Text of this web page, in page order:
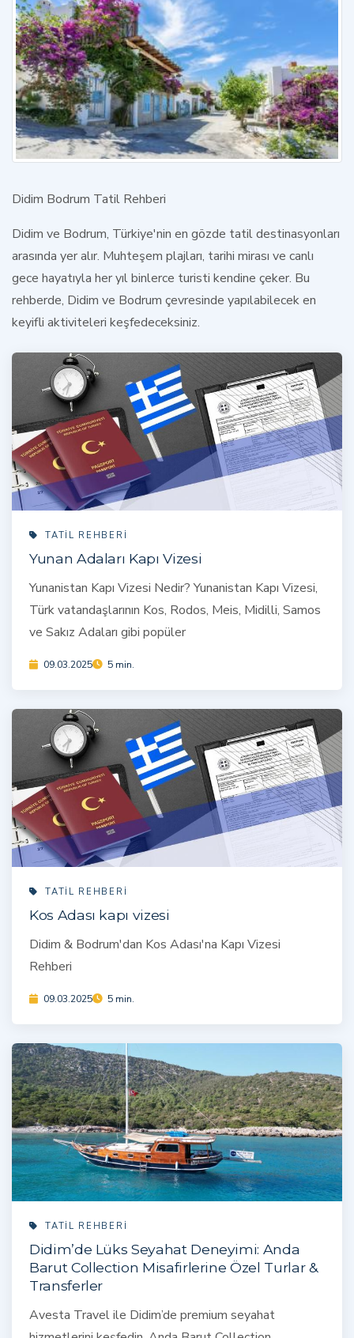
Didim Bodrum Tatil Rehberi
Didim ve Bodrum, Türkiye'nin en gözde tatil destinasyonları
arasında yer alır. Muhteşem plajları, tarihi mirası ve canlı
gece hayatıyla her yıl binlerce turisti kendine çeker. Bu
rehberde, Didim ve Bodrum çevresinde yapılabilecek en
keyifli aktiviteleri keşfedeceksiniz.
TATIL REHBERI
Yunan Adaları Kapı Vizesi
Yunanistan Kapı Vizesi Nedir? Yunanistan Kapı Vizesi,
Türk vatandaşlarının Kos, Rodos, Meis, Midilli, Samos
ve Sakız Adaları gibi popüler
09.03.2025 5 min.
TATIL REHBERI
Kos Adası kapı vizesi
Didim & Bodrum'dan Kos Adası'na Kapı Vizesi
Rehberi
09.03.2025 5 min.
TATIL REHBERI
Didim’de Lüks Seyahat Deneyimi: Anda
Barut Collection Misafirlerine Özel Turlar &
Transferler
Avesta Travel ile Didim’de premium seyahat